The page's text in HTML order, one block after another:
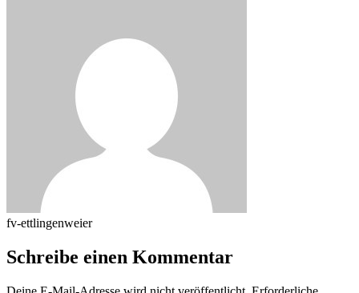
fv-ettlingenweier
Schreibe einen Kommentar